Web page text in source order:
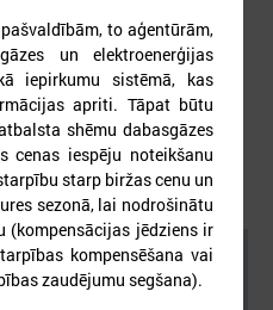
pārrunā DigiSoc
un datu
DigiSoc sadarbības līguma
to aģentūrām,
un elektroenerģijas
iepirkumu sistēmā, kas
apriti. Tāpat būtu
shēmu dabasgāzes
cenas iespēju noteikšanu
starp biržas cenu un
sezonā, lai nodrošinātu
(kompensācijas jēdziens ir
kompensēšana vai
zaudējumu segšana).